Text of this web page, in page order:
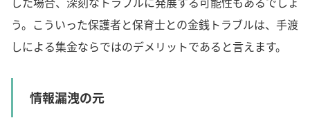
う。こういった保護者と保育士との金銭トラブルは、手渡
しによる集金ならではのデメリットであると言えます。
情報漏洩の元